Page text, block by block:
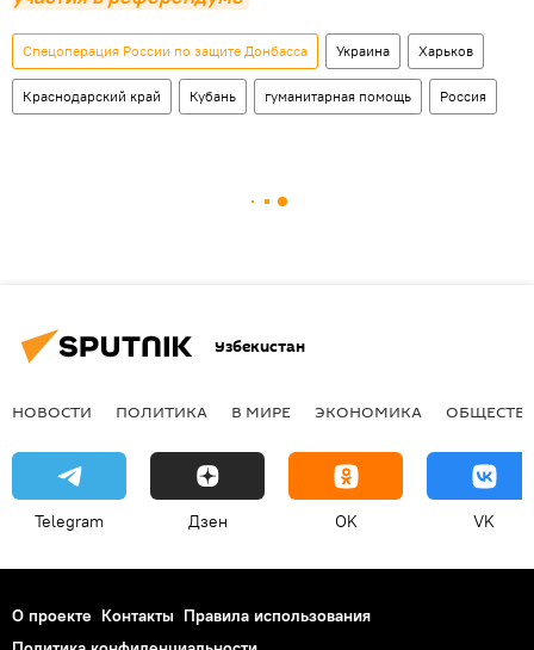
Спецоперация России по защите Донбасса Украина Харьков
Краснодарский край Кубань гуманитарная помощь Россия
Узбекистан
НОВОСТИ ПОЛИТИКА В МИРЕ ЭКОНОМИКА
Telegram Дзен OK VK
О проекте Контакты Правила использования